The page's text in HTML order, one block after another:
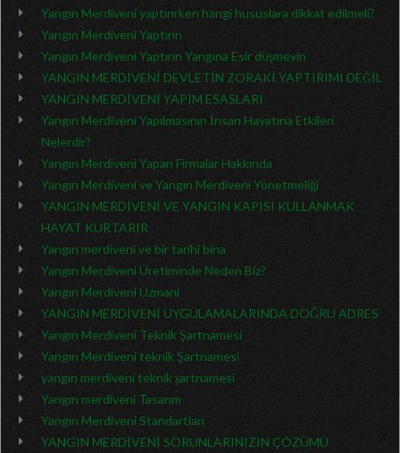
Yangın Merdiveni yaptırırken hangi hususlara dikkat edilmeli?
Yangın Merdiveni Yaptırın
Yangın Merdiveni Yaptırın Yangına Esir düşmeyin
YANGIN MERDİVENİ DEVLETİN ZORAKİ YAPTIRIMI DEĞİL
YANGIN MERDİVENİ YAPIM ESASLARI
Yangın Merdiveni Yapılmasının İnsan Hayatına Etkileri
Nelerdir?
Yangın Merdiveni Yapan Firmalar Hakkında
Yangın Merdiveni ve Yangın Merdiveni Yönetmeliği
YANGIN MERDİVENİ VE YANGIN KAPISI KULLANMAK
HAYAT KURTARIR
Yangın merdiveni ve bir tarihi bina
Yangın Merdiveni Üretiminde Neden Biz?
Yangın Merdiveni Uzmani
YANGIN MERDİVENİ UYGULAMALARINDA DOĞRU ADRES
Yangın Merdiveni Teknik Şartnamesi
Yangın Merdiveni teknik Şartnamesi
yangın merdiveni teknik şartnamesi
Yangın merdiveni Tasarım
Yangın Merdiveni Standartları
YANGIN MERDİVENİ SORUNLARINIZIN ÇÖZÜMÜ